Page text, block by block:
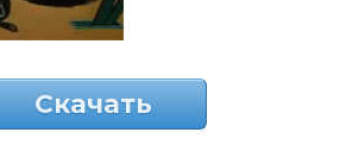
Скачать